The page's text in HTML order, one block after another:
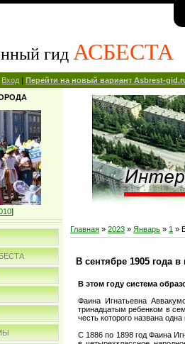
гид АСБЕСТА
Вход |Перейти на новый вариант Asbrest-
]
Главная »2023 » Январь » 1 »
В сентябре 1905 года
В этом году система
Фаина Игнатьевна
тринадцатым ребенком в
честь которого названа одна
С 1886 по 1898 год Фаина